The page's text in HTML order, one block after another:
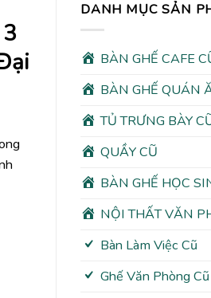
DANH MỤC SẢN
BÀN GHẾ CAFE
BÀN GHẾ QUÁN
TỦ TRƯNG BÀY
QUẦY CŨ
BÀN GHẾ HỌC
NỘI THẤT VĂN
Bàn Làm Việc Cũ
Ghế Văn Phòng Cũ